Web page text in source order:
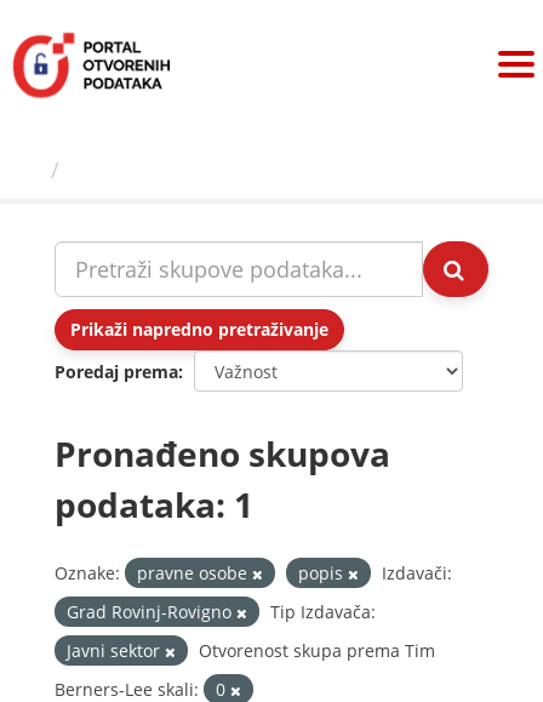
sadržaj
Prikaži napredno pretraživanje
Poredaj prema
Pronađeno skupova
podataka: 1
Oznake: pravne osobe popis
Izdavači:
Grad Rovinj-Rovigno
Tip Izdavača:
Javni sektor
Otvorenost skupa prema Tim
Berners-Lee skali:
0